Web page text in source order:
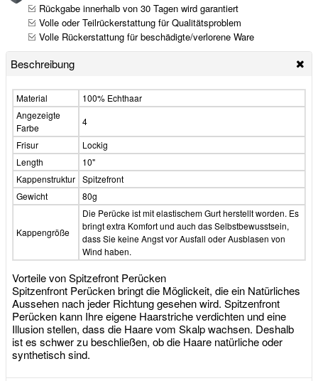
Rückgabe innerhalb von 30 Tagen wird garantiert
Volle oder Teilrückerstattung für Qualitätsproblem
Volle Rückerstattung für beschädigte/verlorene Ware
Beschreibung
Material
100% Echthaar
Angezeigte
Farbe
4
Frisur
Lockig
Length
10"
Kappenstruktur Spitzefront
Gewicht
80g
Kappengröße
Die Perücke ist mit elastischem Gurt herstellt worden. Es
bringt extra Komfort und auch das Selbstbewusstsein,
dass Sie keine Angst vor Ausfall oder Ausblasen von
Wind haben.
Vorteile von Spitzefront Perücken
Spitzenfront Perücken bringt die Möglickeit, die ein Natürliches
Aussehen nach jeder Richtung gesehen wird. Spitzenfront
Perücken kann Ihre eigene Haarstriche verdichten und eine
Illusion stellen, dass die Haare vom Skalp wachsen. Deshalb
ist es schwer zu beschließen, ob die Haare natürliche oder
synthetisch sind.